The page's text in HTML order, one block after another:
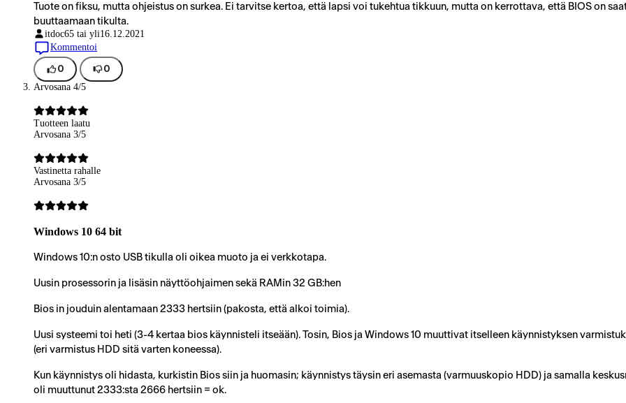
Tuote on fiksu, mutta ohjeistus on surkea. Ei tarvitse kertoa, että lapsi voi tukehtua tikkuun, mutta on kerrottava, että BIOS on
buuttaamaan tikulta.
itdoc65 tai yli16.12.2021
Kommentoi
0 0
Arvosana 4/5
Tuotteen laatu
Arvosana 3/5
Vastinetta rahalle
Arvosana 3/5
Windows 10 64 bit
Windows 10:n osto USB tikulla oli oikea muoto ja ei verkkotapa.
Uusin prosessorin ja lisäsin näyttöohjaimen sekä RAMin 32 GB:hen
Bios in jouduin alentamaan 2333 hertsiin (pakosta, että alkoi toimia).
Uusi systeemi toi heti (3-4 kertaa bios käynnisteli itseään). Tosin, Bios ja Windows 10 muuttivat itselleen käynnistyksen
(eri varmistus HDD sitä varten koneessa).
Kun käynnistys oli hidasta, kurkistin Bios siin ja huomasin; käynnistys täysin eri asemasta (varmuuskopio HDD) ja samalla
oli muuttunut 2333:sta 2666 hertsiin = ok.